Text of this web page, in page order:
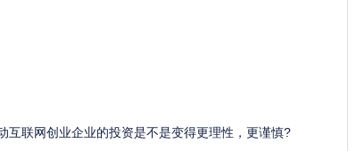
互联网创业企业的投资是不是变得更理性，更谨慎?